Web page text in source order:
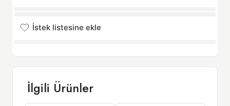
İstek listesine ekle
İlgili Ürünler